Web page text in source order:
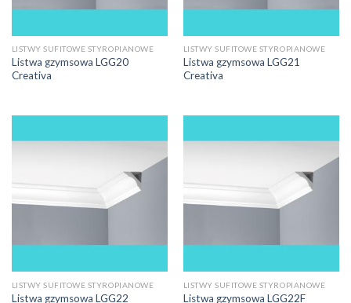
LISTWY SUFITOWE STYROPIANOWE
Listwa gzymsowa LGG20
Creativa
LISTWY SUFITOWE STYROPIANOWE
Listwa gzymsowa LGG21
Creativa
LISTWY SUFITOWE STYROPIANOWE
Listwa gzymsowa LGG22
LISTWY SUFITOWE STYROPIANOWE
Listwa gzymsowa LGG22F